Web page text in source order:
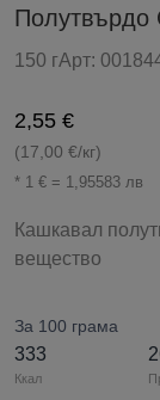
Полутвърдо
150 гАрт:
2,55 €
(17,00 €/кг)
* 1 € = 1,95583 лв
Кашкавал
вещество
За 100 грама
333
Ккал